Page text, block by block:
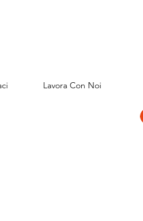
Lavora Con Noi